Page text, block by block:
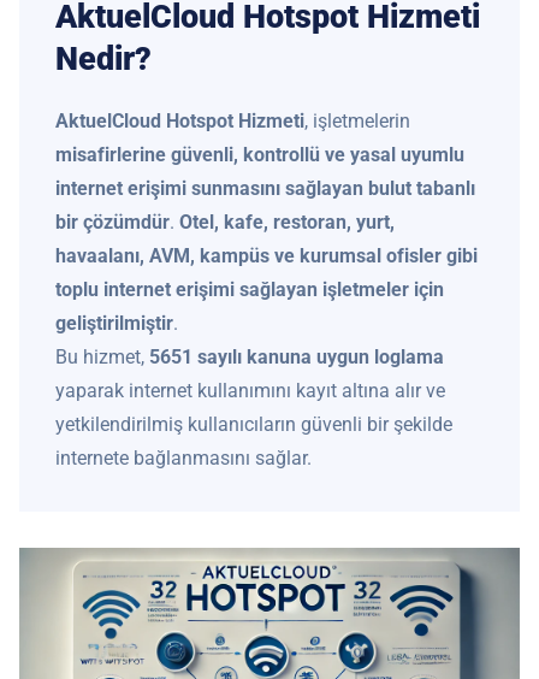
AktuelCloud Hotspot Hizmeti
Nedir?
AktuelCloud Hotspot Hizmeti, işletmelerin
misafirlerine güvenli, kontrollü ve yasal uyumlu
internet erişimi sunmasını sağlayan bulut tabanlı
bir çözümdür. Otel, kafe, restoran, yurt,
havaalanı, AVM, kampüs ve kurumsal ofisler gibi
toplu internet erişimi sağlayan işletmeler için
geliştirilmiştir.
Bu hizmet, 5651 sayılı kanuna uygun loglama
yaparak internet kullanımını kayıt altına alır ve
yetkilendirilmiş kullanıcıların güvenli bir şekilde
internete bağlanmasını sağlar.